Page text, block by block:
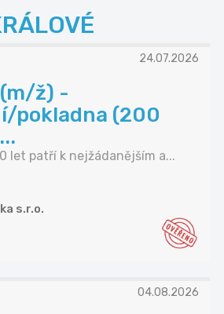
24.07.2026
ž) -
pokladna (200
let patří k nejžádanějším a...
s.r.o.
04.08.2026